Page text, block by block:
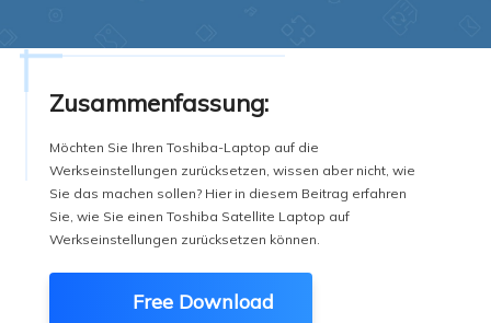
Zusammenfassung:
Möchten Sie Ihren Toshiba-Laptop auf die
Werkseinstellungen zurücksetzen, wissen aber nicht, wie
Sie das machen sollen? Hier in diesem Beitrag erfahren
Sie, wie Sie einen Toshiba Satellite Laptop auf
Werkseinstellungen zurücksetzen können.
Free Download